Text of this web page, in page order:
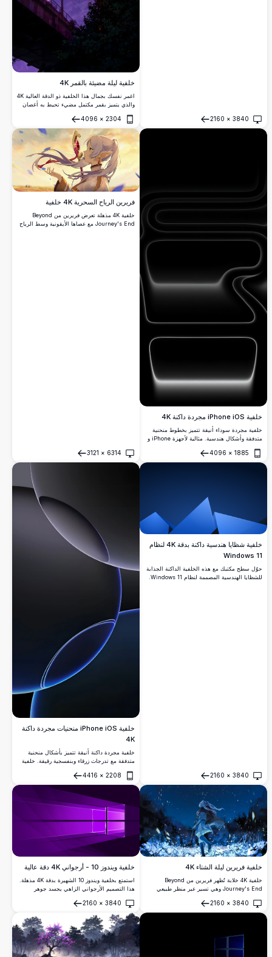
3840
×
2160
فتح
خلفية ليلة مضيئة بالقمر 4K
اغمر نفسك بجمال هذا الخلفية ذو الدقة العالية 4K
والذي يتميز بقمر مكتمل مضيء تحيط به أغصان
الشجر المظللة. السماء البنفسجية الزاهية
والتفاصيل الدقيقة تجعلها خلفية جاذبة لأي جهاز،
مقدمةً أجواء هادئة وساحرة.
2304
×
4096
فتح
خلفية iPhone iOS مجردة داكنة 4K
خلفية مجردة سوداء أنيقة تتميز بخطوط منحنية
متدفقة وأشكال هندسية. مثالية لأجهزة iPhone و
الوضوح.
1885
×
4096
فتح
فريرين الرياح السحرية 4K خلفية
خلفية 4K مذهلة تعرض فريرين من Beyond
Journey's End مع عصاها الأيقونية وسط الرياح
6314
×
3121
فتح
خلفية شظايا هندسية داكنة بدقة 4K لنظام
Windows 11
حوّل سطح مكتبك مع هذه الخلفية الداكنة الجذابة
3840
×
2160
فتح
خلفية iPhone iOS منحنيات مجردة داكنة
4K
خلفية مجردة داكنة أنيقة تتميز بأشكال منحنية
متدفقة مع تدرجات زرقاء وبنفسجية رقيقة. خلفية
جمالية عصرية بسيطة مع أشكال عضوية ناعمة
وتأثيرات إضاءة متطورة.
2208
×
4416
فتح
خلفية فريرين ليلة الشتاء 4K
خلفية 4K خلابة تُظهر فريرين من Beyond
Journey's End وهي تسير عبر منظر طبيعي
محاطة بالثلج المتدوّر والزهور المتوهجة والبتلات
المسحورة تحت سماء ليلية مليئة بالنجوم بجودة
3840
×
2160
فتح
خلفية ويندوز 10 - أرجواني 4K دقة عالية
استمتع بخلفية ويندوز 10 الشهيرة بدقة 4K مذهلة.
هذا التصميم الأرجواني الزاهي يجسد جوهر
وعمقه، مما يجعله مثاليًا لتعزيز جاذبية جهازك
المكتبي.
3840
×
2160
فتح